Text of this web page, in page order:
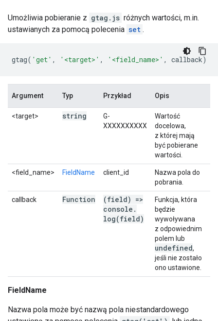
Umożliwia pobieranie z gtag.js różnych wartości, m.in.
ustawianych za pomocą polecenia set .
gtag( 'get' , '<target>' , '<field_name>' , callback)
Argument Typ Przykład Opis
<target> string
G-
XXXXXXXXXX
Wartość
docelowa,
z której mają
być pobierane
wartości.
<field_name> FieldName client_id
Nazwa pola do
pobrania.
callback Function
(field) =>
console .
log(field)
Funkcja, która
będzie
wywoływana
z odpowiednim
polem lub
undefined,
jeśli nie zostało
ono ustawione.
FieldName
Nazwa pola może być nazwą pola niestandardowego